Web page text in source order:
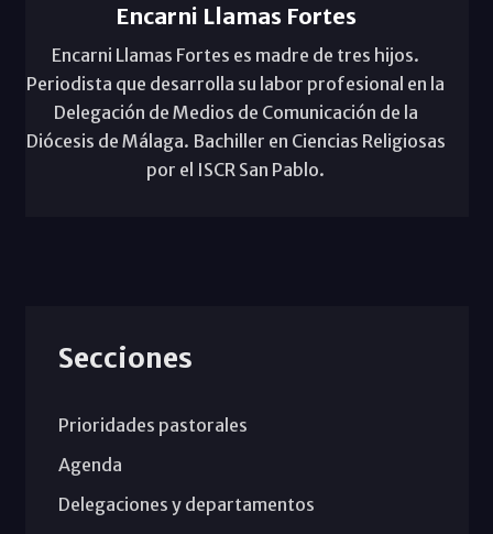
Encarni Llamas Fortes
Encarni Llamas Fortes es madre de tres hijos.
Periodista que desarrolla su labor profesional en la
Delegación de Medios de Comunicación de la
Diócesis de Málaga. Bachiller en Ciencias Religiosas
por el ISCR San Pablo.
Secciones
Prioridades pastorales
Agenda
Delegaciones y departamentos